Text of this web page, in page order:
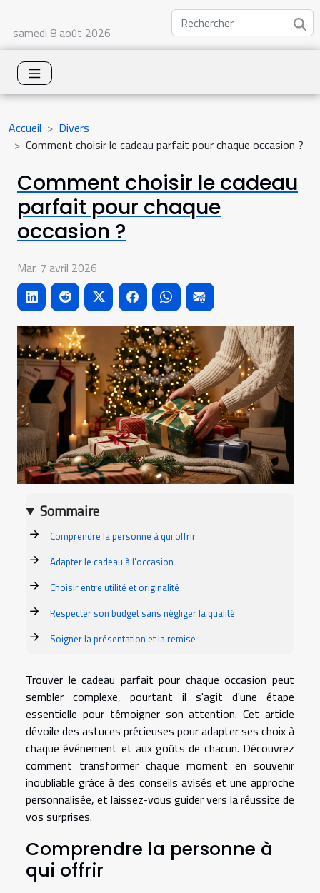
samedi 8 août 2026
Accueil
Divers
Comment choisir le cadeau parfait pour chaque occasion ?
Comment choisir le cadeau
parfait pour chaque
occasion ?
Mar. 7 avril 2026
Sommaire
Comprendre la personne à qui offrir
Adapter le cadeau à l’occasion
Choisir entre utilité et originalité
Respecter son budget sans négliger la qualité
Soigner la présentation et la remise
Trouver le cadeau parfait pour chaque occasion peut
sembler complexe, pourtant il s'agit d'une étape
essentielle pour témoigner son attention. Cet article
dévoile des astuces précieuses pour adapter ses choix à
chaque événement et aux goûts de chacun. Découvrez
comment transformer chaque moment en souvenir
inoubliable grâce à des conseils avisés et une approche
personnalisée, et laissez-vous guider vers la réussite de
vos surprises.
Comprendre la personne à
qui offrir